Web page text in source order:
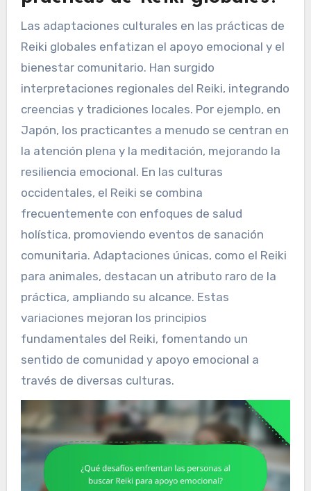
Las adaptaciones culturales en las prácticas de
Reiki globales enfatizan el apoyo emocional y el
bienestar comunitario. Han surgido
interpretaciones regionales del Reiki, integrando
creencias y tradiciones locales. Por ejemplo, en
Japón, los practicantes a menudo se centran en
la atención plena y la meditación, mejorando la
resiliencia emocional. En las culturas
occidentales, el Reiki se combina
frecuentemente con enfoques de salud
holística, promoviendo eventos de sanación
comunitaria. Adaptaciones únicas, como el Reiki
para animales, destacan un atributo raro de la
práctica, ampliando su alcance. Estas
variaciones mejoran los principios
fundamentales del Reiki, fomentando un
sentido de comunidad y apoyo emocional a
través de diversas culturas.